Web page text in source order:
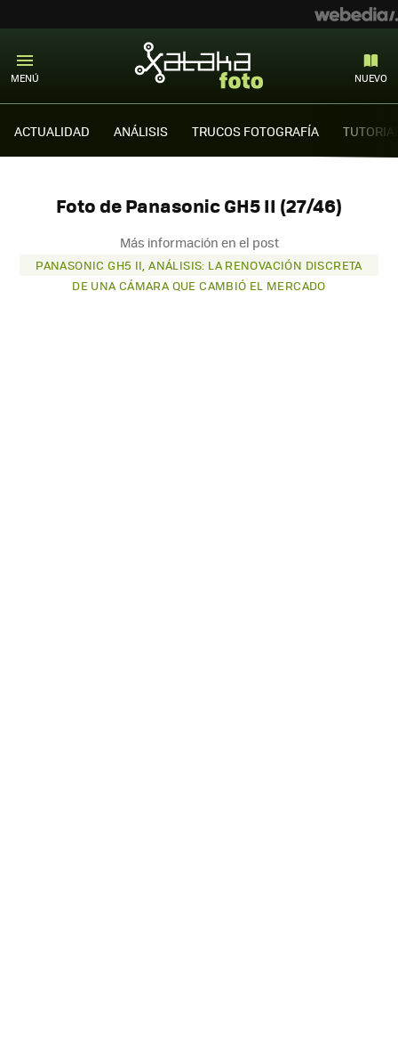
MENÚ NUEVO
ACTUALIDAD ANÁLISIS TRUCOS FOTOGRAFÍA
Foto de Panasonic GH5 II (27/46)
Más información en el post
PANASONIC GH5 II, ANÁLISIS: LA RENOVACIÓN DISCRETA
DE UNA CÁMARA QUE CAMBIÓ EL MERCADO